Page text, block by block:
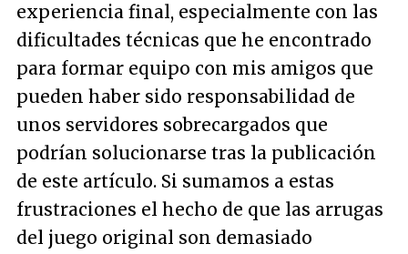
experiencia final, especialmente con las
dificultades técnicas que he encontrado
para formar equipo con mis amigos que
pueden haber sido responsabilidad de
unos servidores sobrecargados que
podrían solucionarse tras la publicación
de este artículo. Si sumamos a estas
frustraciones el hecho de que las arrugas
del juego original son demasiado